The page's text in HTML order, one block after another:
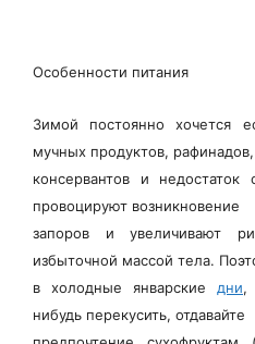
Особенности питания
Зимой постоянно хочется
мучных продуктов, рафинадов,
консервантов и
провоцируют возникновение
запоров и увеличивают
избыточной массой тела.
в холодные январские дни,
нибудь перекусить, отдавайте